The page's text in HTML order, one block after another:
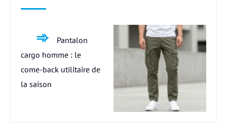
Pantalon
cargo homme : le
come-back utilitaire de
la saison